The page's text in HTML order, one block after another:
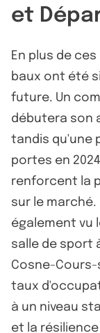
et
En plus de
baux ont été
future. Un
débutera son
tandis qu'une
portes en
renforcent la
sur le
également vu
salle de sport
Cosne-
taux
à un niveau
et la résilience